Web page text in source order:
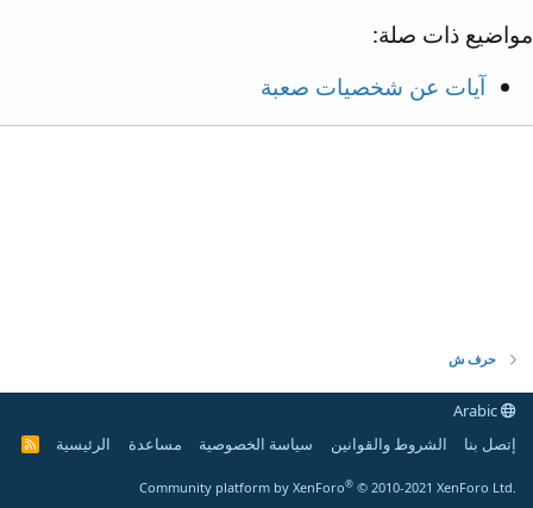
مواضيع ذات صلة:
آيات عن شخصيات صعبة
حرف ش
إتصل بنا
الشروط والقوانين سياسة الخصوصية مساعدة الرئيسية
R
Community platform by XenForo® © 2010-2021 XenForo Ltd.